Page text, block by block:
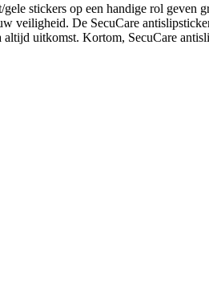
stickers op een handige rol geven
veiligheid. De SecuCare
uitkomst. Kortom, SecuCare